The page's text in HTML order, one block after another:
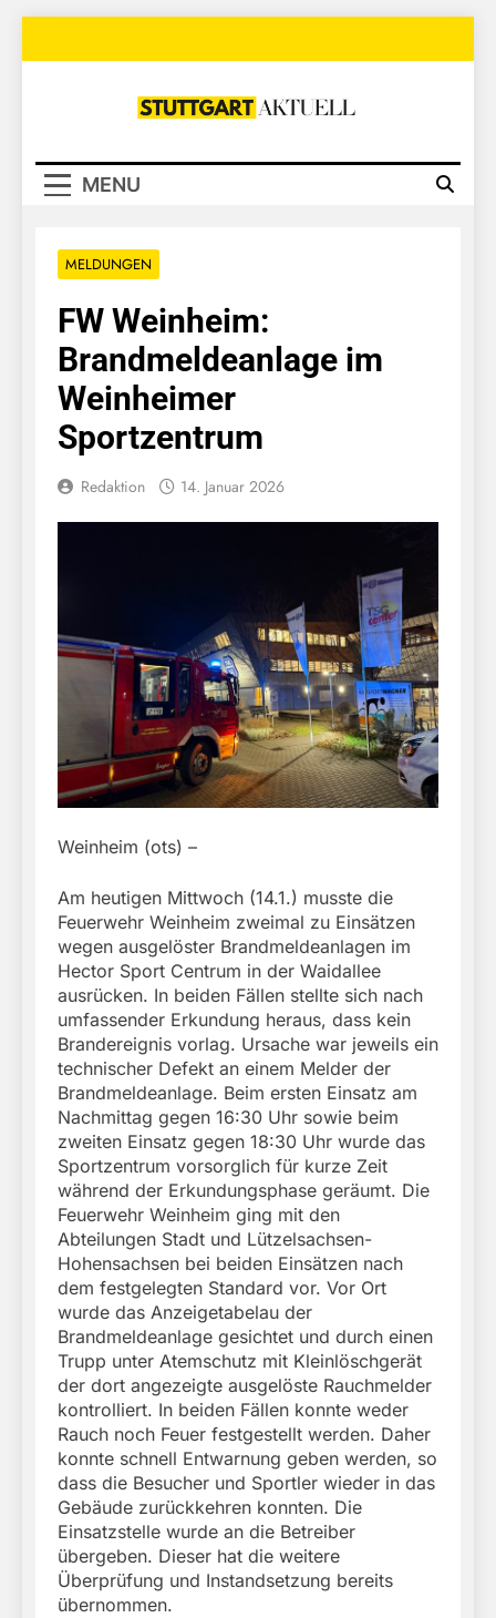
Stuttgart
MENU
MELDUNGEN
FW Weinheim:
Brandmeldeanlage im
Weinheimer
Sportzentrum
Redaktion 14. Januar 2026
Weinheim (ots) –
Am heutigen Mittwoch (14.1.) musste die
Feuerwehr Weinheim zweimal zu Einsätzen
wegen ausgelöster Brandmeldeanlagen im
Hector Sport Centrum in der Waidallee
ausrücken. In beiden Fällen stellte sich nach
umfassender Erkundung heraus, dass kein
Brandereignis vorlag. Ursache war jeweils ein
technischer Defekt an einem Melder der
Brandmeldeanlage. Beim ersten Einsatz am
Nachmittag gegen 16:30 Uhr sowie beim
zweiten Einsatz gegen 18:30 Uhr wurde das
Sportzentrum vorsorglich für kurze Zeit
während der Erkundungsphase geräumt. Die
Feuerwehr Weinheim ging mit den
Abteilungen Stadt und Lützelsachsen-
Hohensachsen bei beiden Einsätzen nach
dem festgelegten Standard vor. Vor Ort
wurde das Anzeigetabelau der
Brandmeldeanlage gesichtet und durch einen
Trupp unter Atemschutz mit Kleinlöschgerät
der dort angezeigte ausgelöste Rauchmelder
kontrolliert. In beiden Fällen konnte weder
Rauch noch Feuer festgestellt werden. Daher
konnte schnell Entwarnung geben werden, so
dass die Besucher und Sportler wieder in das
Gebäude zurückkehren konnten. Die
Einsatzstelle wurde an die Betreiber
übergeben. Dieser hat die weitere
Überprüfung und Instandsetzung bereits
übernommen.